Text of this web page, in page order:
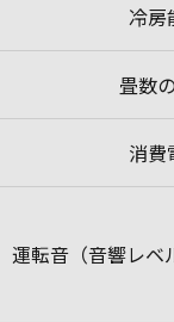
冷房
畳数
消費
運転音（音響レベ